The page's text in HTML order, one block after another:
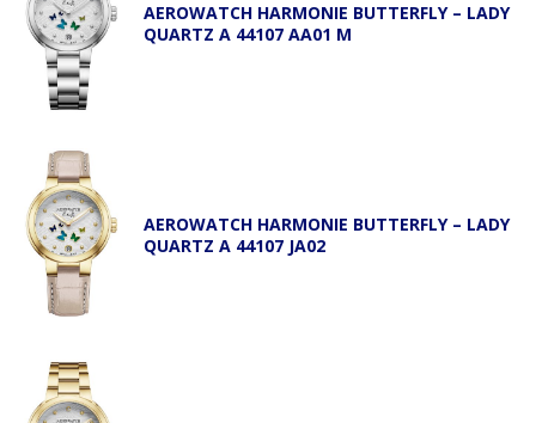
AEROWATCH HARMONIE BUTTERFLY – LADY
QUARTZ A 44107 AA01 M
AEROWATCH HARMONIE BUTTERFLY – LADY
QUARTZ A 44107 JA02